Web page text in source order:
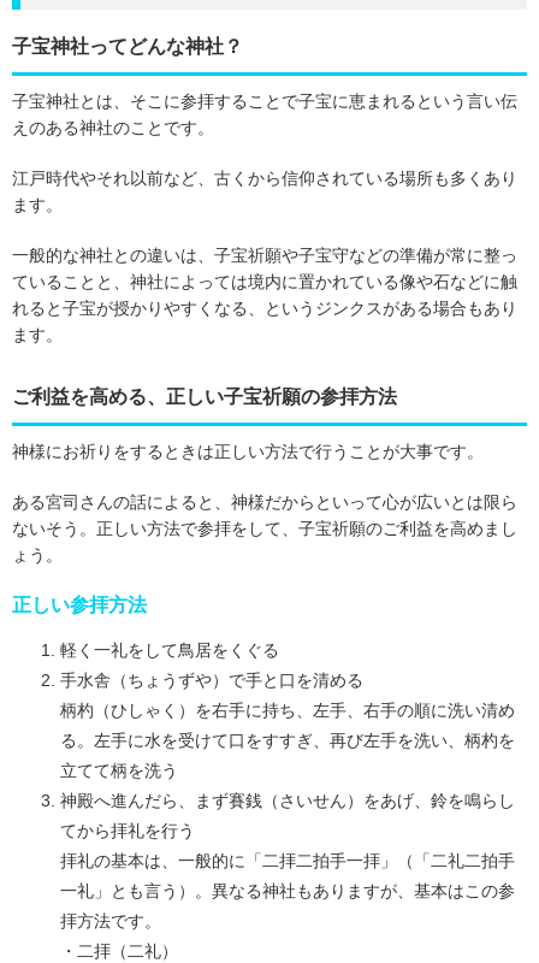
子宝神社ってどんな神社？
子宝神社とは、そこに参拝することで子宝に恵まれるという言い伝
えのある神社のことです。
江戸時代やそれ以前など、古くから信仰されている場所も多くあり
ます。
一般的な神社との違いは、子宝祈願や子宝守などの準備が常に整っ
ていることと、神社によっては境内に置かれている像や石などに触
れると子宝が授かりやすくなる、というジンクスがある場合もあり
ます。
ご利益を高める、正しい子宝祈願の参拝方法
神様にお祈りをするときは正しい方法で行うことが大事です。
ある宮司さんの話によると、神様だからといって心が広いとは限ら
ないそう。正しい方法で参拝をして、子宝祈願のご利益を高めまし
ょう。
正しい参拝方法
軽く一礼をして鳥居をくぐる
手水舎（ちょうずや）で手と口を清める
柄杓（ひしゃく）を右手に持ち、左手、右手の順に洗い清め
る。左手に水を受けて口をすすぎ、再び左手を洗い、柄杓を
立てて柄を洗う
神殿へ進んだら、まず賽銭（さいせん）をあげ、鈴を鳴らし
てから拝礼を行う
拝礼の基本は、一般的に「二拝二拍手一拝」（「二礼二拍手
一礼」とも言う）。異なる神社もありますが、基本はこの参
拝方法です。
・二拝（二礼）